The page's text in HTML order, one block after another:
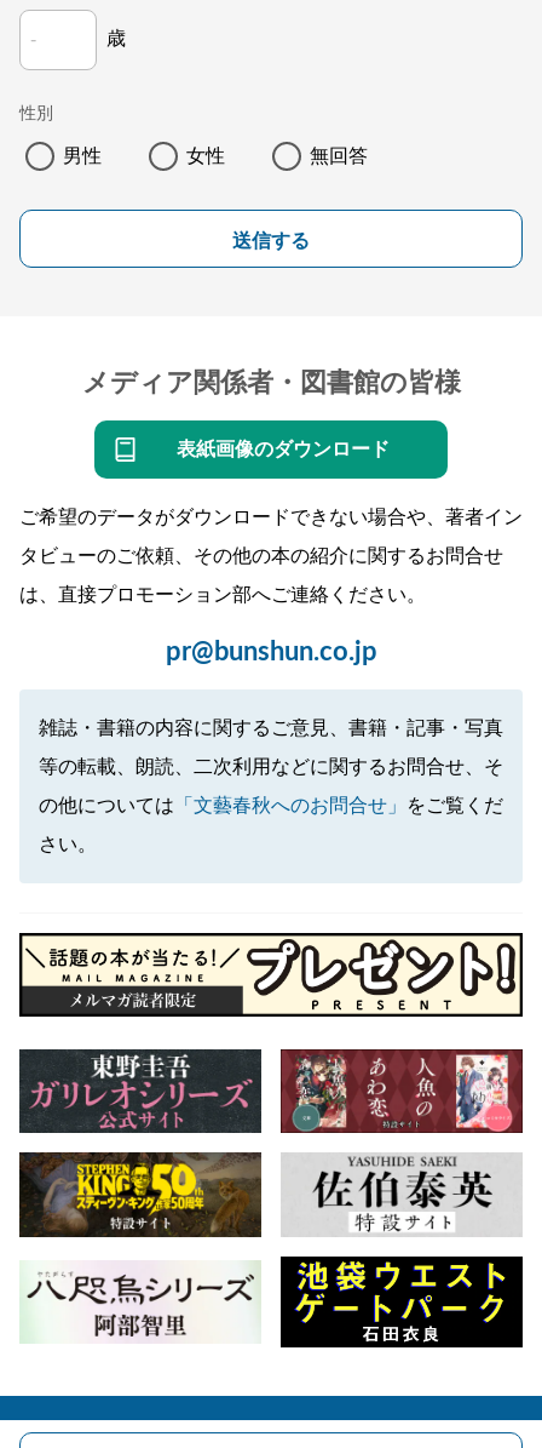
歳
性別
男性 女性 無回答
送信する
メディア関係者・図書館の皆様
表紙画像のダウンロード
ご希望のデータがダウンロードできない場合や、著者イン
タビューのご依頼、その他の本の紹介に関するお問合せ
は、直接プロモーション部へご連絡ください。
pr@bunshun.co.jp
雑誌・書籍の内容に関するご意見、書籍・記事・写真
等の転載、朗読、二次利用などに関するお問合せ、そ
の他については 「文藝春秋へのお問合せ」
をご覧くだ
さい。
会社概要 自費出版のご案内 お問合せ